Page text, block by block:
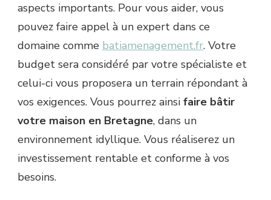
aspects importants. Pour vous aider, vous
pouvez faire appel à un expert dans ce
domaine comme batiamenagement.fr. Votre
budget sera considéré par votre spécialiste et
celui-ci vous proposera un terrain répondant à
vos exigences. Vous pourrez ainsi faire bâtir
votre maison en Bretagne, dans un
environnement idyllique. Vous réaliserez un
investissement rentable et conforme à vos
besoins.